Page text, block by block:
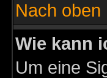
Nach oben
Wie kann
Um eine